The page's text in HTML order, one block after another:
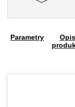
Parametry
Opis